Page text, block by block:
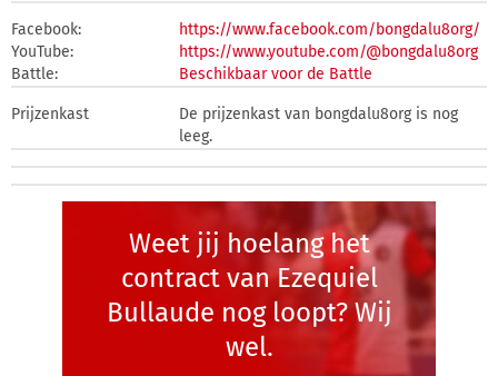
Facebook:
https://www.facebook.com/bongdalu8org/
YouTube:
https://www.youtube.com/@bongdalu8org
Battle:
Beschikbaar voor de Battle
Prijzenkast
De prijzenkast van bongdalu8org is nog
leeg.
Weet jij hoelang het
contract van Ezequiel
Bullaude nog loopt? Wij
wel.